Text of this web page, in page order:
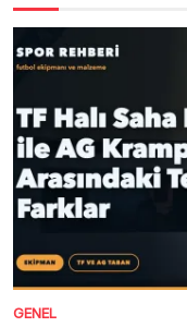
GENEL